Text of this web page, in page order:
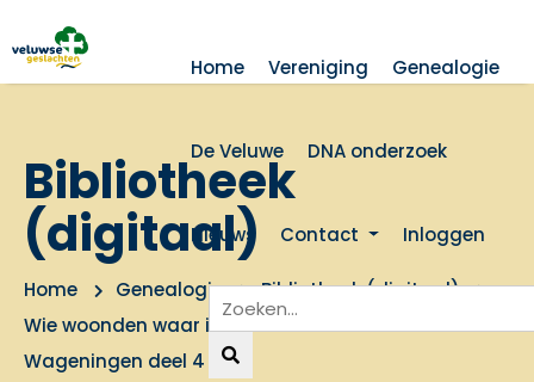
Home Vereniging Genealogie
De Veluwe DNA onderzoek
Nieuws Contact Inloggen
Bibliotheek
(digitaal)
Home Genealogie
Bibliotheek (digitaal)
Wie woonden waar in de binnenstad van
Wageningen deel 4